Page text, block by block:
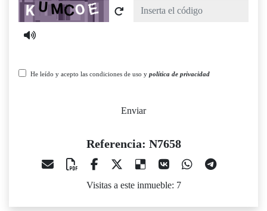
Captcha
He leído y acepto las condiciones de uso y política de privacidad
Enviar
Referencia: N7658
Visitas a este inmueble: 7